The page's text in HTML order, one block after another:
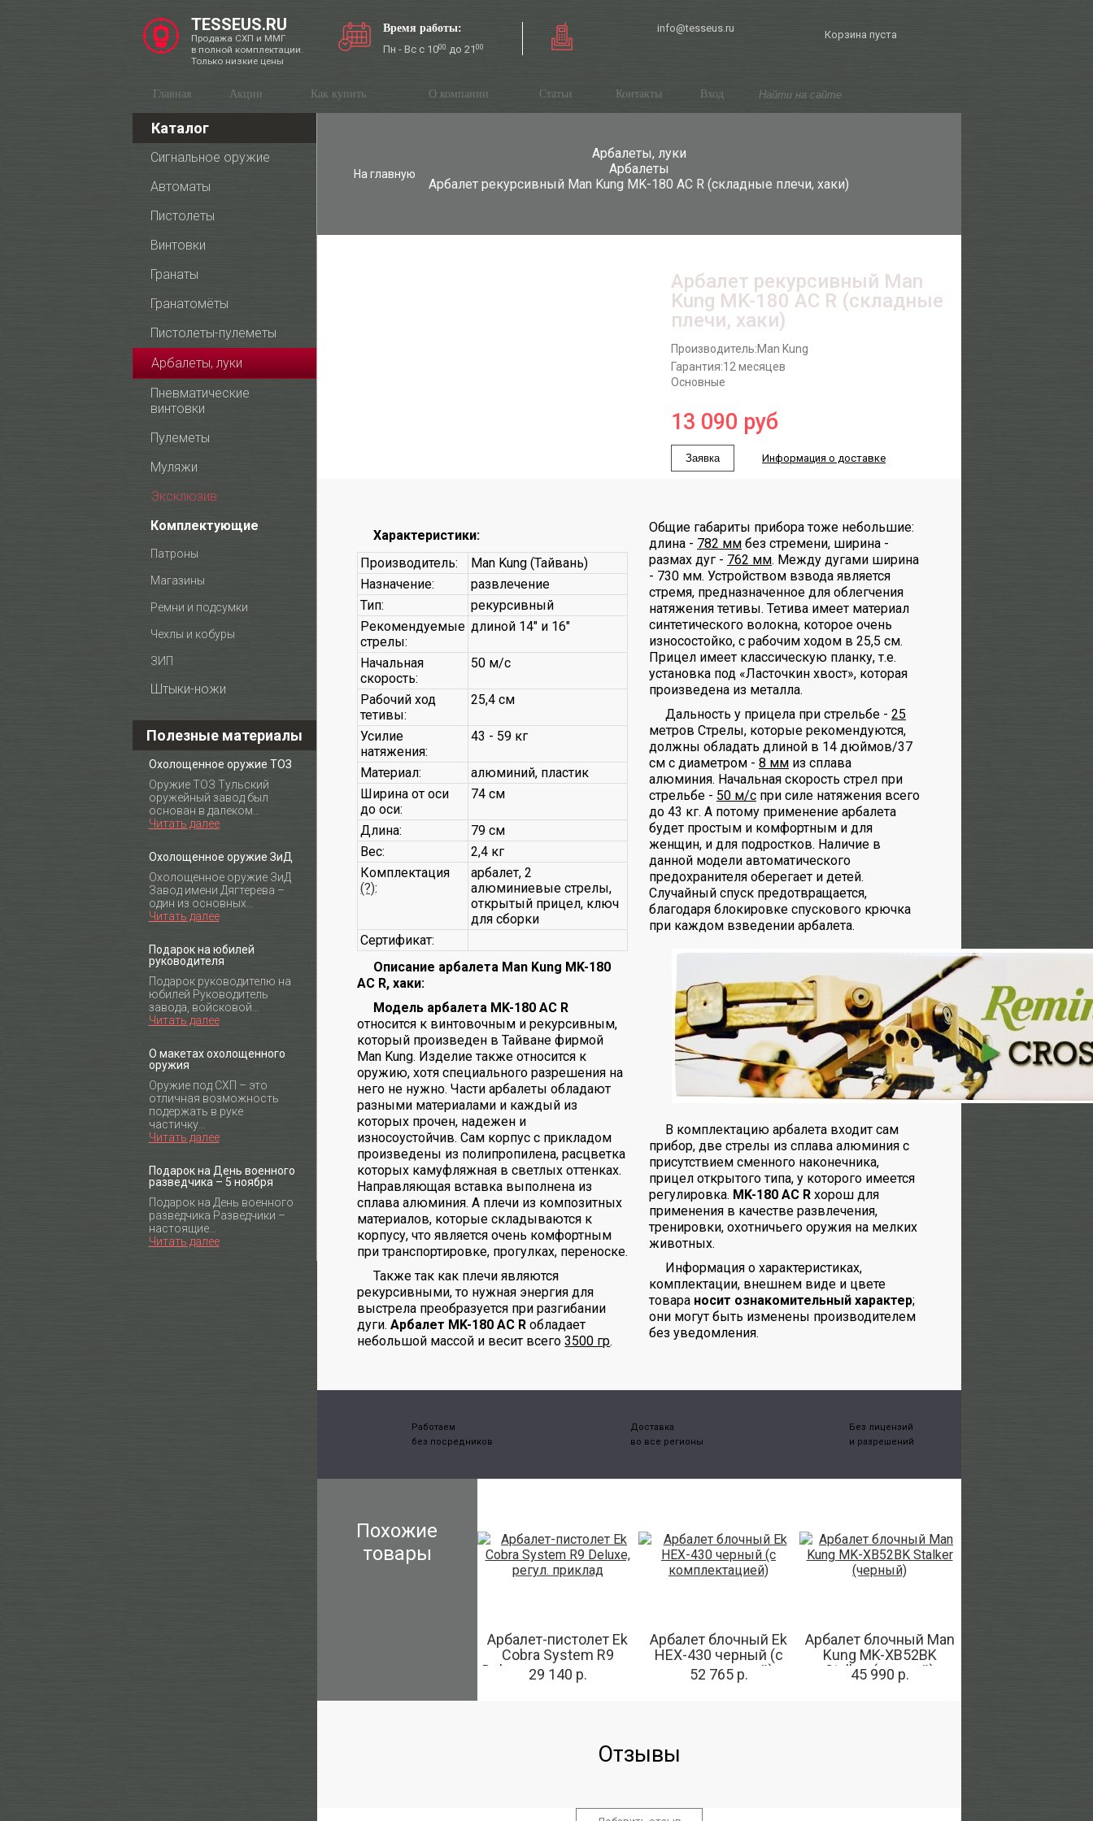
TESSEUS.RU
Продажа СХП и ММГ
в полной комплектации.
Только низкие цены
Время работы:
Пн - Вс с 1000 до 21 00
info@tesseus.ru
Корзина пуста
Главная Акции Как купить О компании Статьи Контакты Вход
Арбалеты, луки
Арбалеты
Арбалет рекурсивный Man Kung MK-180 AC R (складные плечи, хаки)
На главную
Арбалет рекурсивный Man
Kung MK-180 AC R (складные
плечи, хаки)
Производитель:Man Kung
Гарантия:12 месяцев
Основные
13 090 руб
Заявка Информация о доставке
Характеристики:
Производитель:
Man Kung (Тайвань)
Назначение:
развлечение
Тип:
рекурсивный
Рекомендуемые
стрелы:
длиной 14" и 16"
Начальная
скорость:
50 м/с
Рабочий ход
тетивы:
25,4 см
Усилие
натяжения:
43 - 59 кг
Материал:
алюминий, пластик
Ширина от оси
до оси:
74 см
Длина:
79 см
Вес:
2,4 кг
Комплектация
(?):
арбалет, 2
алюминиевые стрелы,
открытый прицел, ключ
для сборки
Сертификат:
Описание арбалета Man Kung MK-180
AC R, хаки:
Модель арбалета MK-180 AC R
относится к винтовочным и рекурсивным,
который произведен в Тайване фирмой
Man Kung. Изделие также относится к
оружию, хотя специального разрешения на
него не нужно. Части арбалеты обладают
разными материалами и каждый из
которых прочен, надежен и
износоустойчив. Сам корпус с прикладом
произведены из полипропилена, расцветка
которых камуфляжная в светлых оттенках.
Направляющая вставка выполнена из
сплава алюминия. А плечи из композитных
материалов, которые складываются к
корпусу, что является очень комфортным
при транспортировке, прогулках, переноске.
Также так как плечи являются
рекурсивными, то нужная энергия для
выстрела преобразуется при разгибании
дуги.Арбалет MK-180 AC R обладает
небольшой массой и весит всего3500 гр.
Общие габариты прибора тоже небольшие:
длина - 782 мм без стремени, ширина -
размах дуг - 762 мм. Между дугами ширина
- 730 мм. Устройством взвода является
стремя, предназначенное для облегчения
натяжения тетивы. Тетива имеет материал
синтетического волокна, которое очень
износостойко, с рабочим ходом в 25,5 см.
Прицел имеет классическую планку, т.е.
установка под «Ласточкин хвост», которая
произведена из металла.
Дальность у прицела при стрельбе - 25
метров Стрелы, которые рекомендуются,
должны обладать длиной в 14 дюймов/37
см с диаметром - 8 мм из сплава
алюминия. Начальная скорость стрел при
стрельбе - 50 м/с при силе натяжения всего
до 43 кг. А потому применение арбалета
будет простым и комфортным и для
женщин, и для подростков. Наличие в
данной модели автоматического
предохранителя оберегает и детей.
Случайный спуск предотвращается,
благодаря блокировке спускового крючка
при каждом взведении арбалета.
В комплектацию арбалета входит сам
прибор, две стрелы из сплава алюминия с
присутствием сменного наконечника,
прицел открытого типа, у которого имеется
регулировка. MK-180 AC R хорош для
применения в качестве развлечения,
тренировки, охотничьего оружия на мелких
животных.
Информация о характеристиках,
комплектации, внешнем виде и цвете
товара носит ознакомительный характер;
они могут быть изменены производителем
без уведомления.
Работаем
без посредников
Доставка
во все регионы
Без лицензий
и разрешений
Похожие
товары
Арбалет-пистолет Ek
Cobra System R9
Deluxe, регул. приклад
29 140 р.
Арбалет блочный Ek
HEX-430 черный (c
комплектацией)
52 765 р.
Арбалет блочный Man
Kung MK-XB52BK
Stalker (черный)
45 990 р.
Отзывы
Каталог
Сигнальное оружие
Автоматы
Пистолеты
Винтовки
Гранаты
Гранатомёты
Пистолеты-пулеметы
Арбалеты, луки
Пневматические
винтовки
Пулеметы
Муляжи
Эксклюзив
Комплектующие
Патроны
Магазины
Ремни и подсумки
Чехлы и кобуры
ЗИП
Штыки-ножи
Полезные материалы
Охолощенное оружие ТОЗ
Оружие ТОЗ Тульский
оружейный завод был
основан в далеком…
Читать далее
Охолощенное оружие ЗиД
Охолощенное оружие ЗиД
Завод имени Дягтерева –
один из основных…
Читать далее
Подарок на юбилей
руководителя
Подарок руководителю на
юбилей Руководитель
завода, войсковой…
Читать далее
О макетах охолощенного
оружия
Оружие под СХП – это
отличная возможность
подержать в руке
частичку…
Читать далее
Подарок на День военного
разведчика – 5 ноября
Подарок на День военного
разведчика Разведчики –
настоящие…
Читать далее